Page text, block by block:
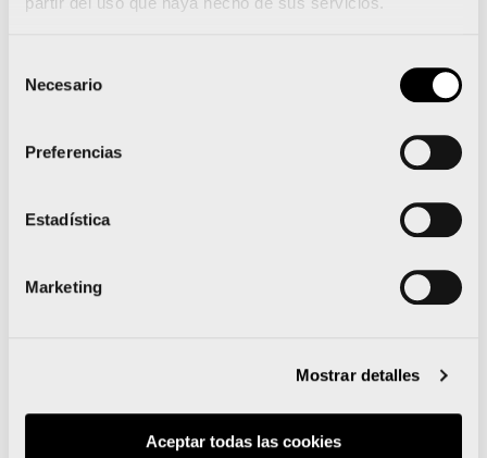
Necesario
Preferencias
Estadística
Marketing
Mostrar detalles
Aceptar todas las cookies
concienciar y recomendar.
No estamos para
conocimiento y creemos que la solución de
encuentran las enfermedades, siguen
A pesar de las trágicas noticias,
Apostamos muy fuerte por el deporte, y en
salud, el deporte es vida.